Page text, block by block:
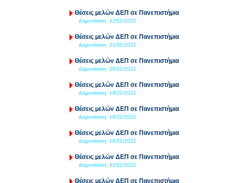
Θέσεις μελών ΔΕΠ σε Πανεπιστήμια
Δημοσίευση: 22/11/2021
Θέσεις μελών ΔΕΠ σε Πανεπιστήμια
Δημοσίευση: 21/11/2021
Θέσεις μελών ΔΕΠ σε Πανεπιστήμια
Δημοσίευση: 20/11/2021
Θέσεις μελών ΔΕΠ σε Πανεπιστήμια
Δημοσίευση: 19/11/2021
Θέσεις μελών ΔΕΠ σε Πανεπιστήμια
Δημοσίευση: 18/11/2021
Θέσεις μελών ΔΕΠ σε Πανεπιστήμια
Δημοσίευση: 16/11/2021
Θέσεις μελών ΔΕΠ σε Πανεπιστήμια
Δημοσίευση: 02/11/2021
Θέσεις μελών ΔΕΠ σε Πανεπιστήμια